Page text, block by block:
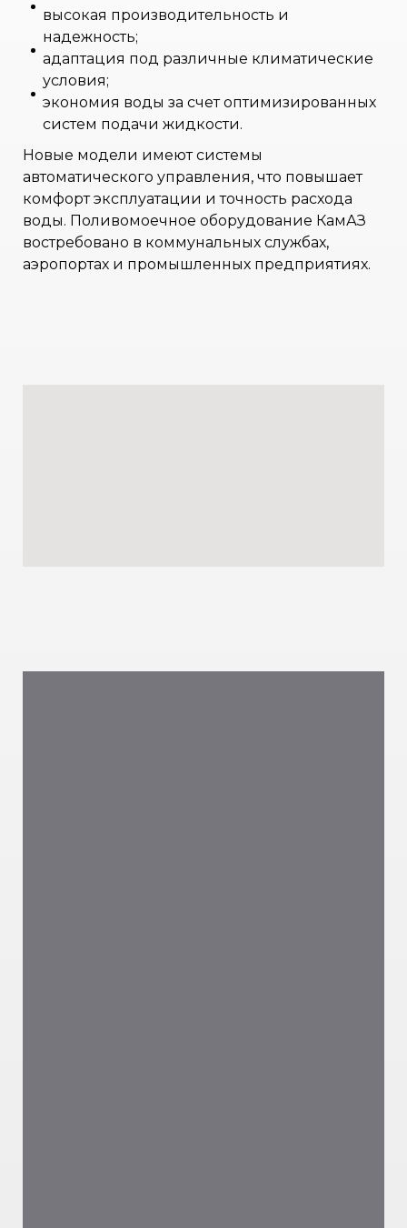
высокая производительность и
надежность;
адаптация под различные климатические
условия;
экономия воды за счет оптимизированных
систем подачи жидкости.
Новые модели имеют системы
автоматического управления, что повышает
комфорт эксплуатации и точность расхода
воды. Поливомоечное оборудование КамАЗ
востребовано в коммунальных службах,
аэропортах и промышленных предприятиях.